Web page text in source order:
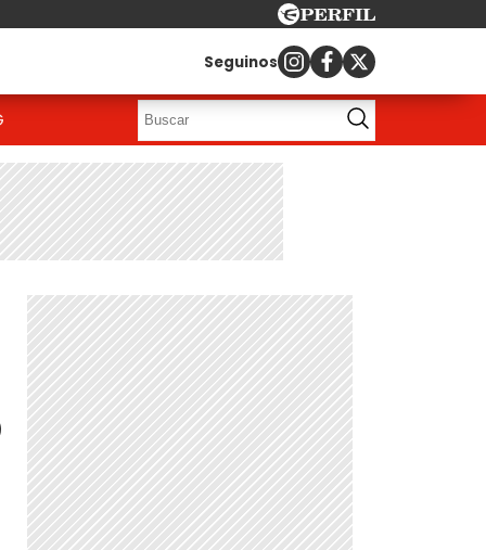
Seguinos